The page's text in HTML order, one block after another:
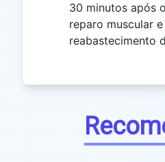
30 minutos após
reparo muscular
reabastecimento